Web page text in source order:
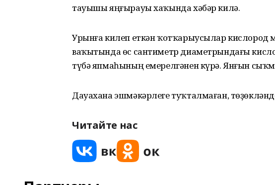
тауышы яңғырауы хаҡында хәбәр килә.
Урынға килеп еткән ҡотҡарыусылар кислород
ваҡытында өс сантиметр диаметрындағы
түбә япмаһының емерелгәнен күрә. Янғын
Дауахана эшмәкәрлеге туҡталмаған,
Читайте нас